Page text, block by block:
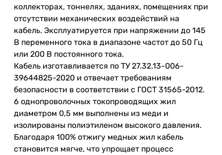
коллекторах, тоннелях, зданиях, помещениях при
отсутствии механических воздействий на
кабель. Эксплуатируется при напряжении до 145
В переменного тока в диапазоне частот до 50 Гц
или 200 В постоянного тока.
Кабель изготавливается по ТУ 27.32.13-006-
39644825-2020 и отвечает требованиям
безопасности в соответствии с ГОСТ 31565-2012.
6 однопроволочных токопроводящих жил
диаметром 0,5 мм выполнены из меди и
изолированы полиэтиленом высокого давления.
Благодаря 100% отжигу медных жил кабель
становится мягче, что упрощает процесс